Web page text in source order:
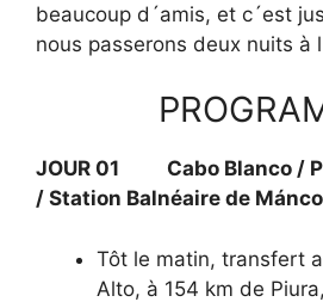
beaucoup d´amis, et c´est
nous passerons deux nuits à
JOUR 01 Cabo Blanco /
/ Station Balnéaire de
Tôt le matin, transfert
Alto, à 154 km de